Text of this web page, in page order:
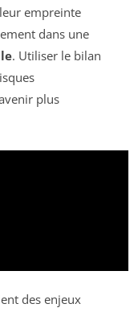
empreinte
dans une
. Utiliser le bilan
plus
des enjeux